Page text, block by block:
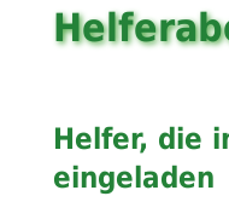
Helfer, die
eingeladen